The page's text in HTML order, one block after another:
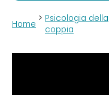
Home > Psicologia della
coppia